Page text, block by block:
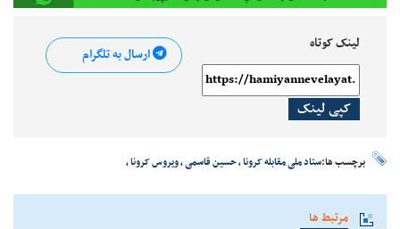
لینک کوتاه
کپی لینک
ارسال به تلگرام
برچسب ها:ستاد ملی مقابله کرونا،حسین قاسمی،ویروس کرونا،
مرتبط ها